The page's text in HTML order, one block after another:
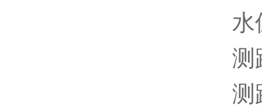
水
测距
测距